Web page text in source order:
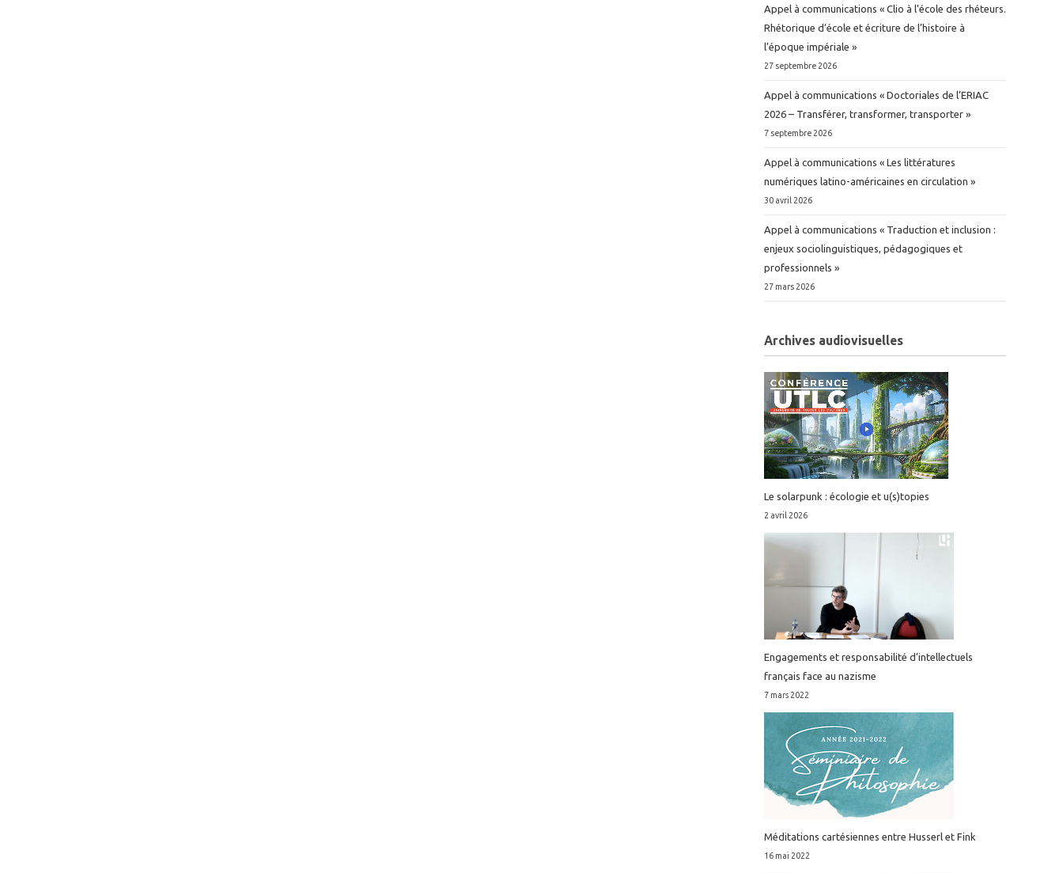
Appel à communications « Clio à l’école des rhéteurs.
Rhétorique d’école et écriture de l’histoire à
l’époque impériale »
27 septembre 2026
Appel à communications « Doctoriales de l’ERIAC
2026 – Transférer, transformer, transporter »
7 septembre 2026
Appel à communications « Les littératures
numériques latino-américaines en circulation »
30 avril 2026
Appel à communications « Traduction et inclusion :
enjeux sociolinguistiques, pédagogiques et
professionnels »
27 mars 2026
Archives audiovisuelles
Le solarpunk : écologie et u(s)topies
2 avril 2026
Engagements et responsabilité d’intellectuels
français face au nazisme
7 mars 2022
Méditations cartésiennes entre Husserl et Fink
16 mai 2022